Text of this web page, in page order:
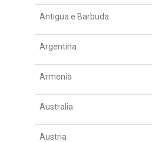
Antigua e Barbuda
Argentina
Armenia
Australia
Austria